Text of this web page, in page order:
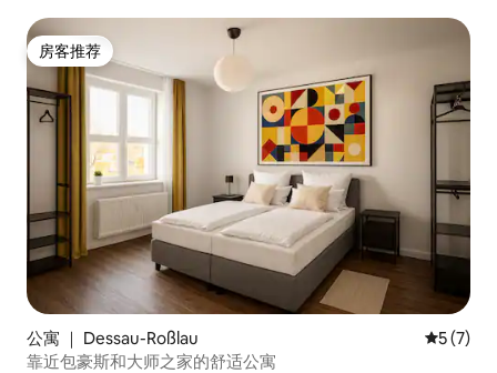
房客推荐
房客推荐
公寓 ｜ Dessau-Roßlau 平均评分
5 (7)
靠近包豪斯和大师之家的舒适公寓